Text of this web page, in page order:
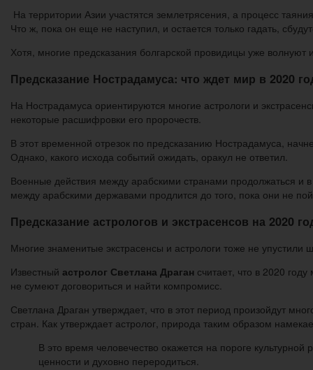
На территории Азии участятся землетрясения, а процесс
Что ж, пока он еще не наступил, и остается только гадать,
Хотя, многие предсказания болгарской провидицы уже волнуют
Предсказание Нострадамуса: что ждет мир в 2020
На Нострадамуса ориентируются многие астрологи и
некоторые расшифровки его пророчеств.
В этот временной отрезок по предсказанию Нострадамуса,
Однако, какого исхода событий ожидать, оракул не ответил.
Военные действия между арабскими странами продолжаться и
между арабскими державами продлится до того, пока они не
Предсказание астрологов и экстрасенсов на 2020
Многие знаменитые экстрасенсы и астрологи тоже не упустили
Известный астролог Светлана Драган считает, что в 2020
не сумеют договориться и найти компромисс.
Светлана Драган утверждает, что в этот период произойдут
стран. Как утверждает астролог, природа таким образом
В это время человечество окажется на пороге
ценности и духовно переродиться.